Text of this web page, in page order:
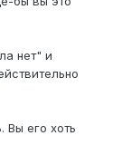
нет" и
Вы его хоть